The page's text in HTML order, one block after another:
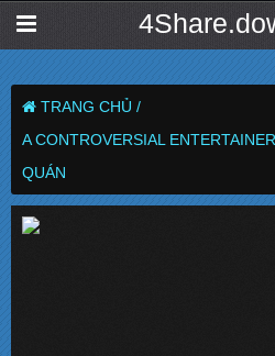
TRANG CHỦ /
A CONTROVERSIAL
QUÁN